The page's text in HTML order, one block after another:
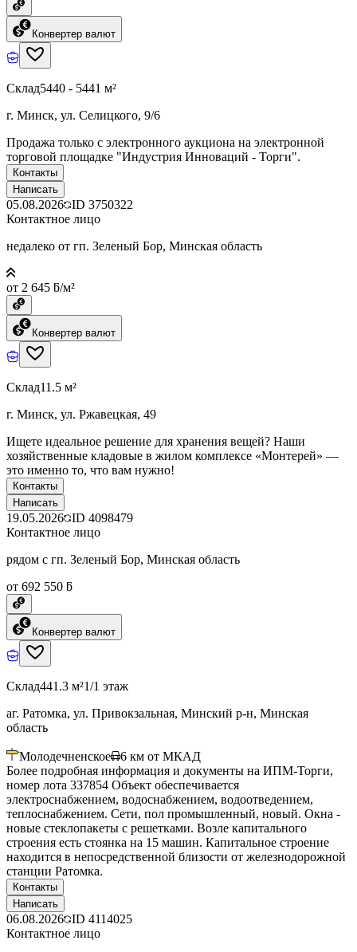
Конвертер валют
Склад5440 - 5441 м²
г. Минск, ул. Селицкого, 9/6
Продажа только с электронного аукциона на электронной
торговой площадке "Индустрия Инноваций - Торги".
Контакты
Написать
05.08.2026 ID 3750322
Контактное лицо
недалеко от гп. Зеленый Бор, Минская область
от 2 645 ƃ/м²
Конвертер валют
Склад11.5 м²
г. Минск, ул. Ржавецкая, 49
Ищете идеальное решение для хранения вещей? Наши
хозяйственные кладовые в жилом комплексе «Монтерей» —
это именно то, что вам нужно!
Контакты
Написать
19.05.2026 ID 4098479
Контактное лицо
рядом с гп. Зеленый Бор, Минская область
от 692 550 ƃ
Конвертер валют
Склад441.3 м²1/1 этаж
аг. Ратомка, ул. Привокзальная, Минский р-н, Минская
область
Молодечненское 6 км от МКАД
Более подробная информация и документы на ИПМ-Торги,
номер лота 337854 Объект обеспечивается
электроснабжением, водоснабжением, водоотведением,
теплоснабжением. Сети, пол промышленный, новый. Окна -
новые стеклопакеты с решетками. Возле капитального
строения есть стоянка на 15 машин. Капитальное строение
находится в непосредственной близости от железнодорожной
станции Ратомка.
Контакты
Написать
06.08.2026 ID 4114025
Контактное лицо